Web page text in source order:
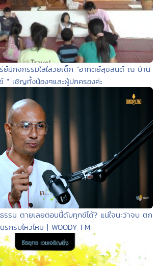
ย์มีกิจกรรมใสใสวัยเด็ก "อาทิตย์สุขสันต์ ณ บ้าน
" เชิญทั้งน้องๆและผู้ปกครองค่ะ
รรม ตายเลยตอนนี้ดับทุกข์ได้? แน่ใจนะว่าจบ ตก
นรกรับไหวไหม | WOODY FM